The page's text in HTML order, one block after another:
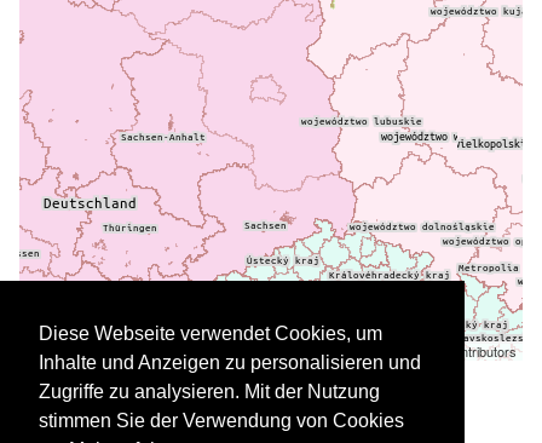
Leaflet| © OpenStreetMap contributors
Daten werden geladen
Diese Webseite verwendet Cookies, um
Inhalte und Anzeigen zu personalisieren und
Zugriffe zu analysieren. Mit der Nutzung
stimmen Sie der Verwendung von Cookies